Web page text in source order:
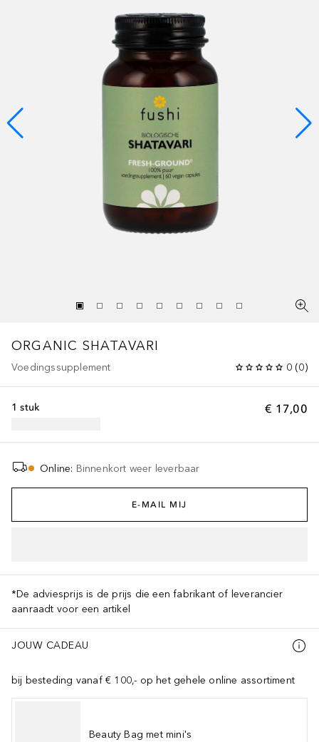
ORGANIC SHATAVARI
Voedingssupplement 0 (0)
€ 17,00
1 stuk
Online: Binnenkort weer leverbaar
E-MAIL MIJ
*De adviesprijs is de prijs die een fabrikant of leverancier
aanraadt voor een artikel
JOUW CADEAU
bij besteding vanaf € 100,- op het gehele online assortiment
Beauty Bag met mini's